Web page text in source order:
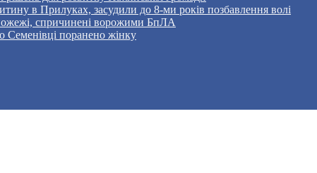
в Прилуках, засудили до 8-ми років позбавлення волі
спричинені ворожими БпЛА
Семенівці поранено жінку